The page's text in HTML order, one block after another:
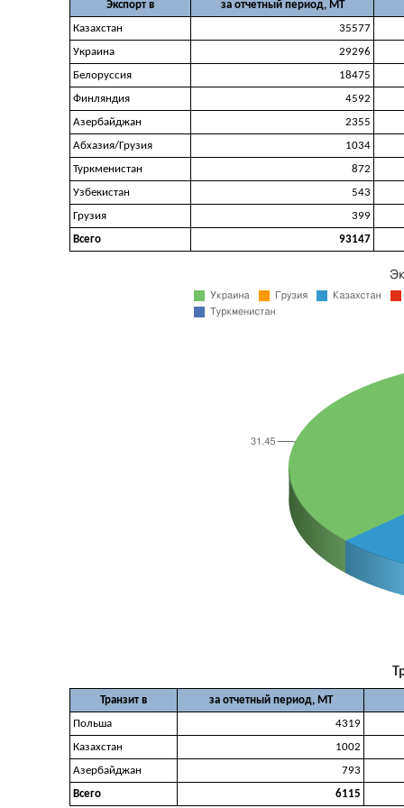
Экспорт в
за отчетный период, МТ
Казахстан
35577
Украина
29296
Белоруссия
18475
Финляндия
4592
Азербайджан
2355
Абхазия/Грузия
1034
Туркменистан
872
Узбекистан
543
Грузия
399
Всего
93147
Транзит в
за отчетный период, МТ
Польша
4319
Казахстан
1002
Азербайджан
793
Всего
6115